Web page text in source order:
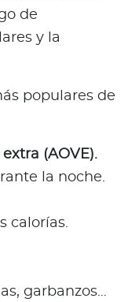
de
y la
populares de
(AOVE).
la noche.
calorías.
garbanzos…